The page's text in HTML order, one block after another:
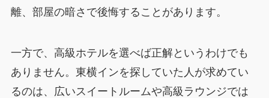
離、部屋の暗さで後悔することがあります。
一方で、高級ホテルを選べば正解というわけでも
ありません。東横インを探していた人が求めてい
るのは、広いスイートルームや高級ラウンジでは